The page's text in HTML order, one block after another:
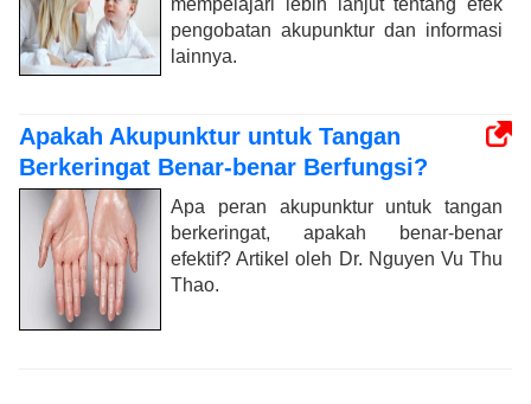
pengobatan akupunktur dan informasi
lainnya.
Apakah Akupunktur untuk Tangan
Berkeringat Benar-benar Berfungsi?
Apa peran akupunktur untuk tangan
berkeringat, apakah benar-benar
efektif? Artikel oleh Dr. Nguyen Vu Thu
Thao.